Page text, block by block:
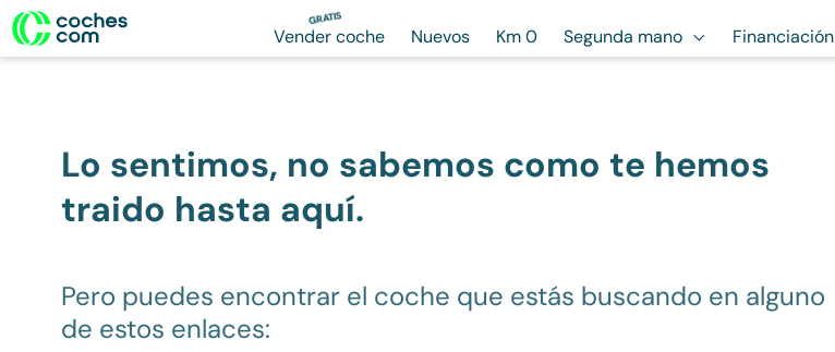
GRATIS
Vender coche Nuevos Km 0 Segunda mano Financiación
Lo sentimos, no sabemos como te hemos
traido hasta aquí.
Pero puedes encontrar el coche que estás buscando en alguno
de estos enlaces: